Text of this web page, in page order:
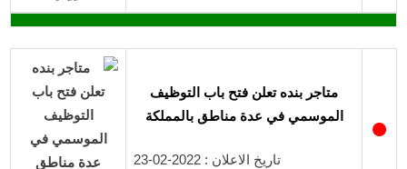
●
متاجر بنده تعلن فتح باب التوظيف
الموسمي في عدة مناطق بالمملكة
تاريخ الاعلان : 2022-02-23